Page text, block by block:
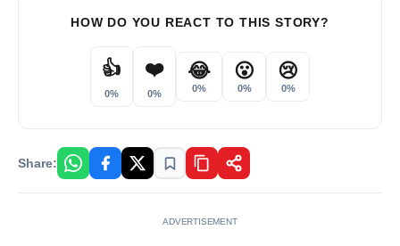
HOW DO YOU REACT TO THIS STORY?
👍
0%
❤️
0%
😂
0%
😮
0%
😢
0%
Share:
ADVERTISEMENT